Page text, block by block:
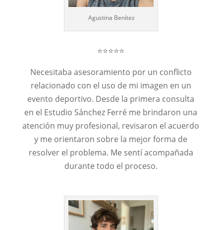
Agustina Benítez
⭐⭐⭐⭐⭐
Necesitaba asesoramiento por un conflicto
relacionado con el uso de mi imagen en un
evento deportivo. Desde la primera consulta
en el Estudio Sánchez Ferré me brindaron una
atención muy profesional, revisaron el acuerdo
y me orientaron sobre la mejor forma de
resolver el problema. Me sentí acompañada
durante todo el proceso.